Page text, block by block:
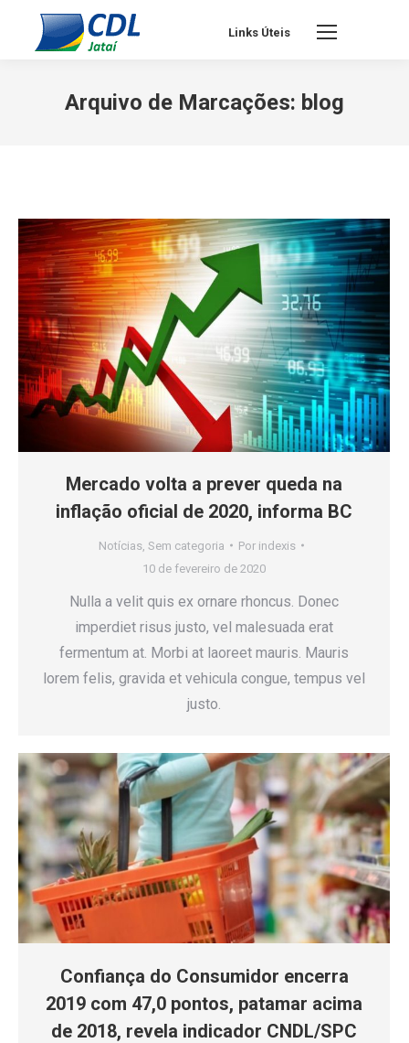
Links Úteis
Arquivo de Marcações: blog
Mercado volta a prever queda na
inflação oficial de 2020, informa BC
Notícias Sem categoria Por indexis
10 de fevereiro de 2020
Nulla a velit quis ex ornare rhoncus. Donec
imperdiet risus justo, vel malesuada erat
fermentum at. Morbi at laoreet mauris. Mauris
lorem felis, gravida et vehicula congue, tempus vel
justo.
Confiança do Consumidor encerra
2019 com 47,0 pontos, patamar acima
de 2018, revela indicador CNDL/SPC